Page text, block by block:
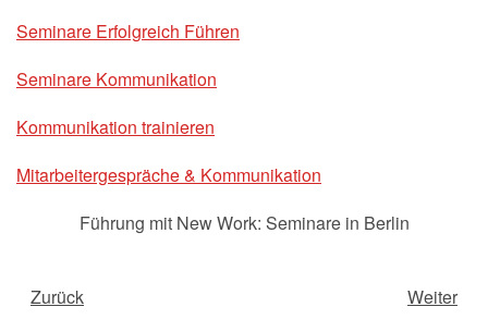
Seminare Erfolgreich Führen
Seminare Kommunikation
Kommunikation trainieren
Mitarbeitergespräche & Kommunikation
Führung mit New Work: Seminare in Berlin
Zurück Weiter